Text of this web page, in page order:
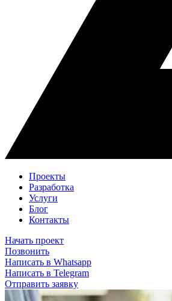
Проекты
Разработка
Услуги
Блог
Контакты
Начать проект
Позвонить
Написать в Whatsapp
Написать в Telegram
Отправить заявку